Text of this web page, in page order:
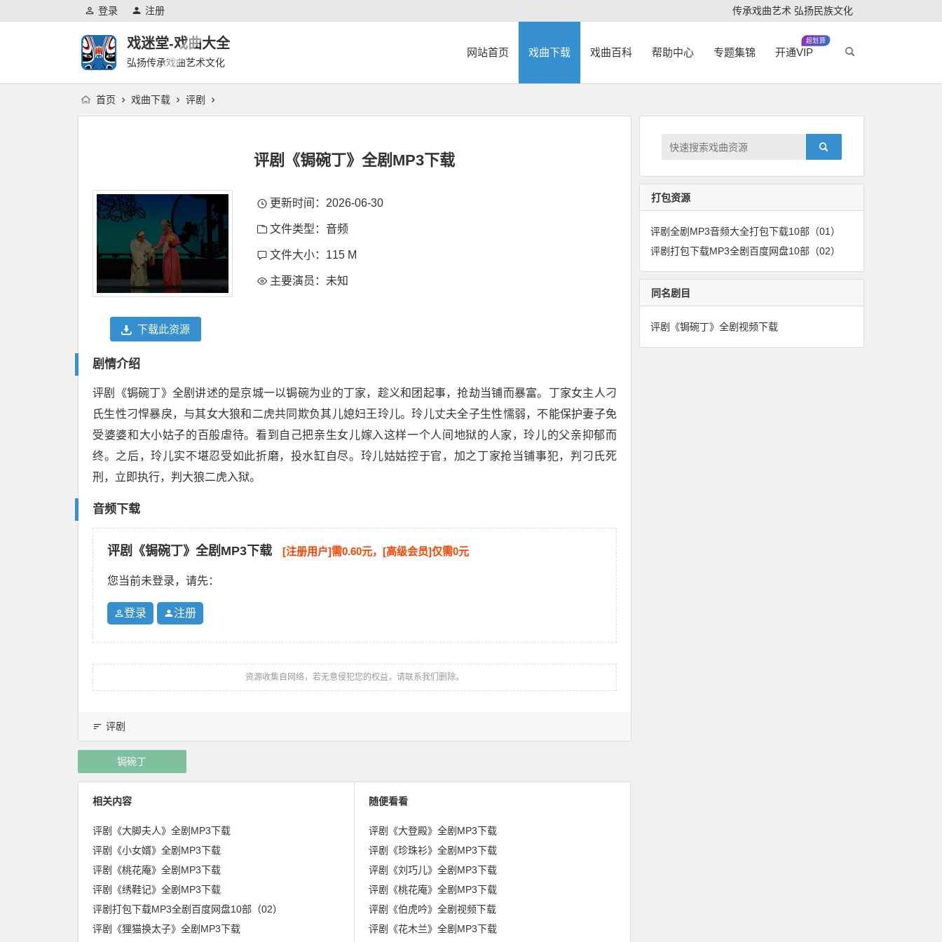
登录 注册 传承戏曲艺术 弘扬民族文化
戏迷堂-戏曲大全
弘扬传承戏曲艺术文化
网站首页 戏曲下载 戏曲百科 帮助中心 专题集锦 开通VIP
超划算
首页 戏曲下载 评剧
评剧《锔碗丁》全剧MP3下载
更新时间：2026-06-30
文件类型：音频
文件大小：115 M
主要演员：未知
下载此资源
剧情介绍
评剧《锔碗丁》全剧讲述的是京城一以锔碗为业的丁家，趁义和团起事，抢劫当铺而暴富。丁家女主人刁
氏生性刁悍暴戾，与其女大狼和二虎共同欺负其儿媳妇王玲儿。玲儿丈夫全子生性懦弱，不能保护妻子免
受婆婆和大小姑子的百般虐待。看到自己把亲生女儿嫁入这样一个人间地狱的人家，玲儿的父亲抑郁而
终。之后，玲儿实不堪忍受如此折磨，投水缸自尽。玲儿姑姑控于官，加之丁家抢当铺事犯，判刁氏死
刑，立即执行，判大狼二虎入狱。
音频下载
评剧《锔碗丁》全剧MP3下载 [注册用户]需0.60元，[高级会员]仅需0元
您当前未登录，请先：
登录 注册
资源收集自网络，若无意侵犯您的权益，请联系我们删除。
评剧
锔碗丁
相关内容
评剧《大脚夫人》全剧MP3下载
评剧《小女婿》全剧MP3下载
评剧《桃花庵》全剧MP3下载
评剧《绣鞋记》全剧MP3下载
评剧打包下载MP3全剧百度网盘10部（02）
评剧《狸猫换太子》全剧MP3下载
随便看看
评剧《大登殿》全剧MP3下载
评剧《珍珠衫》全剧MP3下载
评剧《刘巧儿》全剧MP3下载
评剧《桃花庵》全剧MP3下载
评剧《伯虎吟》全剧视频下载
评剧《花木兰》全剧MP3下载
打包资源
评剧全剧MP3音频大全打包下载10部（01）
评剧打包下载MP3全剧百度网盘10部（02）
同名剧目
评剧《锔碗丁》全剧视频下载